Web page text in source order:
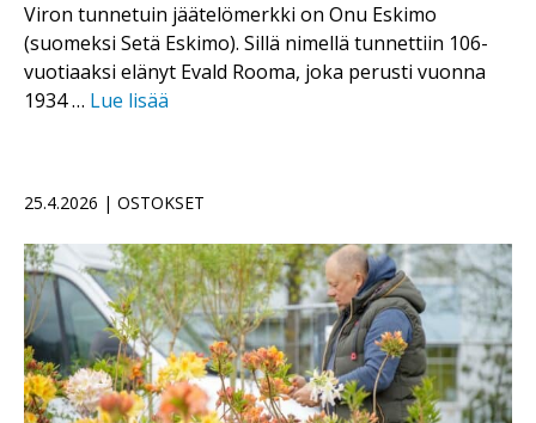
Viron tunnetuin jäätelömerkki on Onu Eskimo
(suomeksi Setä Eskimo). Sillä nimellä tunnettiin 106-
vuotiaaksi elänyt Evald Rooma, joka perusti vuonna
1934 … Lue lisää
25.4.2026 | OSTOKSET